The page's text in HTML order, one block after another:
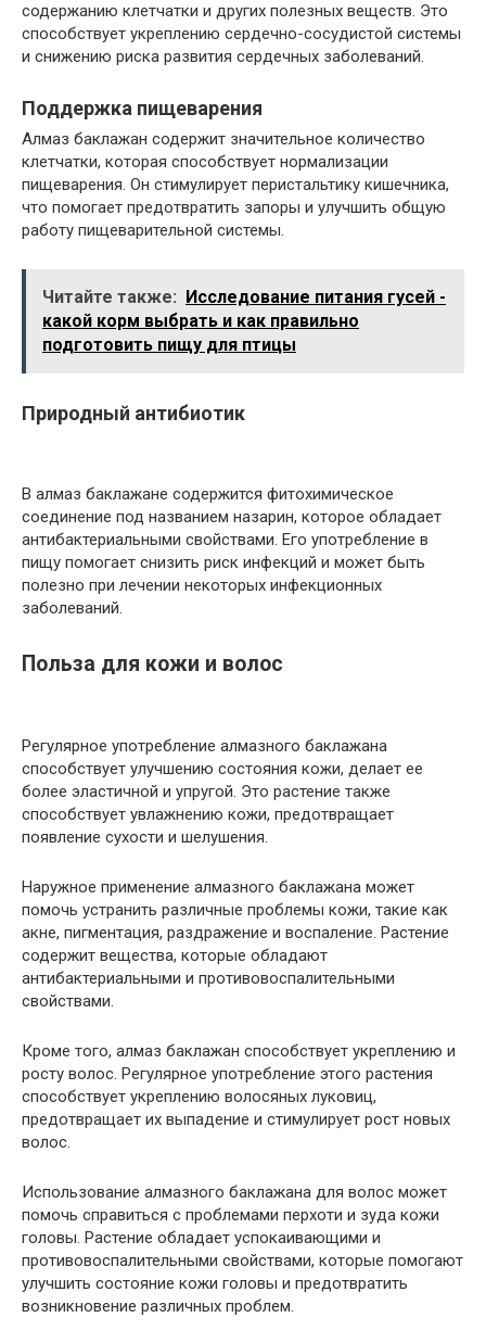
содержанию клетчатки и других полезных веществ. Это
способствует укреплению сердечно-сосудистой системы
и снижению риска развития сердечных заболеваний.
Поддержка пищеварения
Алмаз баклажан содержит значительное количество
клетчатки, которая способствует нормализации
пищеварения. Он стимулирует перистальтику кишечника,
что помогает предотвратить запоры и улучшить общую
работу пищеварительной системы.
Читайте также:
Исследование питания гусей -
какой корм выбрать и как правильно
подготовить пищу для птицы
Природный антибиотик
В алмаз баклажане содержится фитохимическое
соединение под названием назарин, которое обладает
антибактериальными свойствами. Его употребление в
пищу помогает снизить риск инфекций и может быть
полезно при лечении некоторых инфекционных
заболеваний.
Польза для кожи и волос
Регулярное употребление алмазного баклажана
способствует улучшению состояния кожи, делает ее
более эластичной и упругой. Это растение также
способствует увлажнению кожи, предотвращает
появление сухости и шелушения.
Наружное применение алмазного баклажана может
помочь устранить различные проблемы кожи, такие как
акне, пигментация, раздражение и воспаление. Растение
содержит вещества, которые обладают
антибактериальными и противовоспалительными
свойствами.
Кроме того, алмаз баклажан способствует укреплению и
росту волос. Регулярное употребление этого растения
способствует укреплению волосяных луковиц,
предотвращает их выпадение и стимулирует рост новых
волос.
Использование алмазного баклажана для волос может
помочь справиться с проблемами перхоти и зуда кожи
головы. Растение обладает успокаивающими и
противовоспалительными свойствами, которые помогают
улучшить состояние кожи головы и предотвратить
возникновение различных проблем.